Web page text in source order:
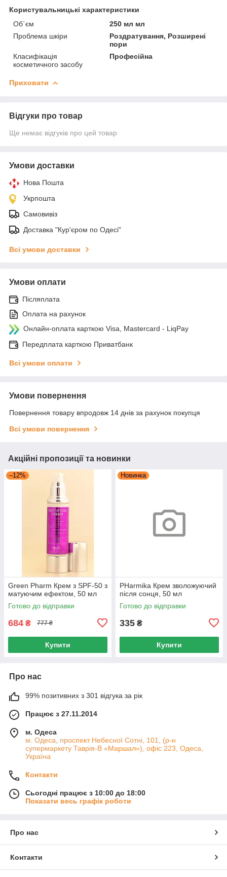
Користувальницькі характеристики
Об`єм
250 мл мл
Проблема шкіри
Роздратування, Розширені
пори
Класифікація
косметичного засобу
Професійна
Приховати
Відгуки про товар
Ще немає відгуків про цей товар
Умови доставки
Нова Пошта
Укрпошта
Самовивіз
Доставка "Кур'єром по Одесі"
Всі умови доставки
Умови оплати
Післяплата
Оплата на рахунок
Онлайн-оплата карткою Visa, Mastercard - LiqPay
Передплата карткою Приватбанк
Всі умови оплати
Умови повернення
Повернення товару впродовж 14 днів за рахунок покупця
Всі умови повернення
Акційні пропозиції та новинки
–12%
Green Pharm Крем з SPF-50 з
матуючим ефектом, 50 мл
Готово до відправки
684 ₴ 777 ₴
Купити
Новинка
PHarmika Крем зволожуючий
після сонця, 50 мл
Готово до відправки
335 ₴
Купити
Про нас
99% позитивних з 301 відгука за рік
Працює з 27.11.2014
м. Одеса
м. Одеса, проспект Небесної Сотні, 101, (р-н
супермаркету Таврія-В «Маршал»), офіс 223, Одеса,
Україна
Контакти
Сьогодні працює з 10:00 до 18:00
Показати весь графік роботи
Про нас
Контакти